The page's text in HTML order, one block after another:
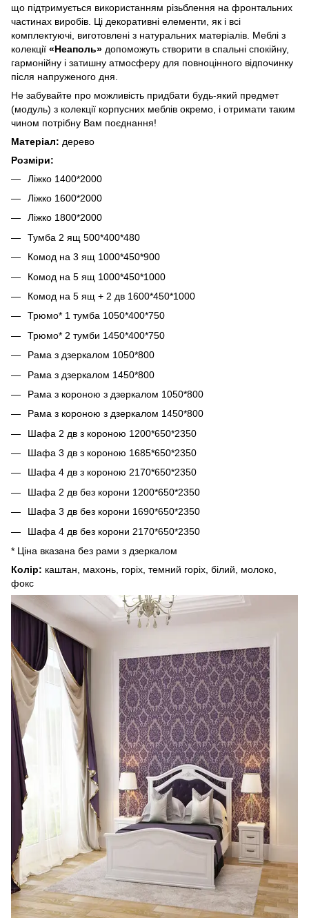
що підтримується використанням різьблення на фронтальних
частинах виробів. Ці декоративні елементи, як і всі
комплектуючі, виготовлені з натуральних матеріалів. Меблі з
колекції «Неаполь» допоможуть створити в спальні спокійну,
гармонійну і затишну атмосферу для повноцінного відпочинку
після напруженого дня.
Не забувайте про можливість придбати будь-який предмет
(модуль) з колекції корпусних меблів окремо, і отримати таким
чином потрібну Вам поєднання!
Матеріал: дерево
Розміри:
Ліжко 1400*2000
Ліжко 1600*2000
Ліжко 1800*2000
Тумба 2 ящ 500*400*480
Комод на 3 ящ 1000*450*900
Комод на 5 ящ 1000*450*1000
Комод на 5 ящ + 2 дв 1600*450*1000
Трюмо* 1 тумба 1050*400*750
Трюмо* 2 тумби 1450*400*750
Рама з дзеркалом 1050*800
Рама з дзеркалом 1450*800
Рама з короною з дзеркалом 1050*800
Рама з короною з дзеркалом 1450*800
Шафа 2 дв з короною 1200*650*2350
Шафа 3 дв з короною 1685*650*2350
Шафа 4 дв з короною 2170*650*2350
Шафа 2 дв без корони 1200*650*2350
Шафа 3 дв без корони 1690*650*2350
Шафа 4 дв без корони 2170*650*2350
* Ціна вказана без рами з дзеркалом
Колір: каштан, махонь, горіх, темний горіх, білий, молоко,
фокс